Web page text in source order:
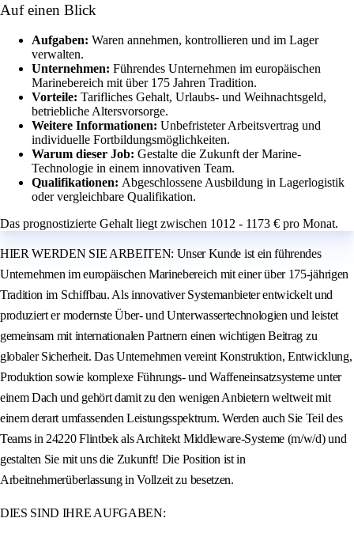
Auf einen Blick
Aufgaben: Waren annehmen, kontrollieren und im Lager
verwalten.
Unternehmen: Führendes Unternehmen im europäischen
Marinebereich mit über 175 Jahren Tradition.
Vorteile: Tarifliches Gehalt, Urlaubs- und Weihnachtsgeld,
betriebliche Altersvorsorge.
Weitere Informationen: Unbefristeter Arbeitsvertrag und
individuelle Fortbildungsmöglichkeiten.
Warum dieser Job: Gestalte die Zukunft der Marine-
Technologie in einem innovativen Team.
Qualifikationen: Abgeschlossene Ausbildung in Lagerlogistik
oder vergleichbare Qualifikation.
Das prognostizierte Gehalt liegt zwischen 1012 - 1173 € pro Monat.
HIER WERDEN SIE ARBEITEN: Unser Kunde ist ein führendes
Unternehmen im europäischen Marinebereich mit einer über 175-jährigen
Tradition im Schiffbau. Als innovativer Systemanbieter entwickelt und
produziert er modernste Über- und Unterwassertechnologien und leistet
gemeinsam mit internationalen Partnern einen wichtigen Beitrag zu
globaler Sicherheit. Das Unternehmen vereint Konstruktion, Entwicklung,
Produktion sowie komplexe Führungs- und Waffeneinsatzsysteme unter
einem Dach und gehört damit zu den wenigen Anbietern weltweit mit
einem derart umfassenden Leistungsspektrum. Werden auch Sie Teil des
Teams in 24220 Flintbek als Architekt Middleware-Systeme (m/w/d) und
gestalten Sie mit uns die Zukunft! Die Position ist in
Arbeitnehmerüberlassung in Vollzeit zu besetzen.
DIES SIND IHRE AUFGABEN: